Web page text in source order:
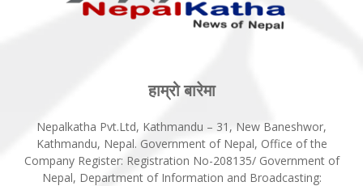
हाम्रो बारेमा
Nepalkatha Pvt.Ltd, Kathmandu – 31, New Baneshwor,
Kathmandu, Nepal. Government of Nepal, Office of the
Company Register: Registration No-208135/ Government of
Nepal, Department of Information and Broadcasting: